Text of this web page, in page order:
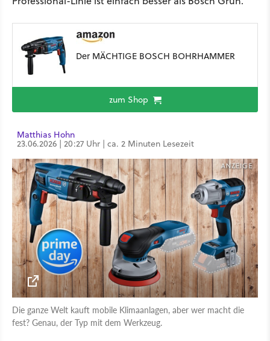
Der MÄCHTIGE BOSCH BOHRHAMMER
zum Shop
Matthias Hohn
23.06.2026 | 20:27 Uhr | ca. 2 Minuten Lesezeit
Die ganze Welt kauft mobile Klimaanlagen, aber wer macht die
fest? Genau, der Typ mit dem Werkzeug.